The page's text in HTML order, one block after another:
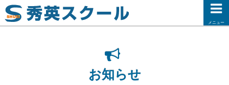
メニュー
お知らせ